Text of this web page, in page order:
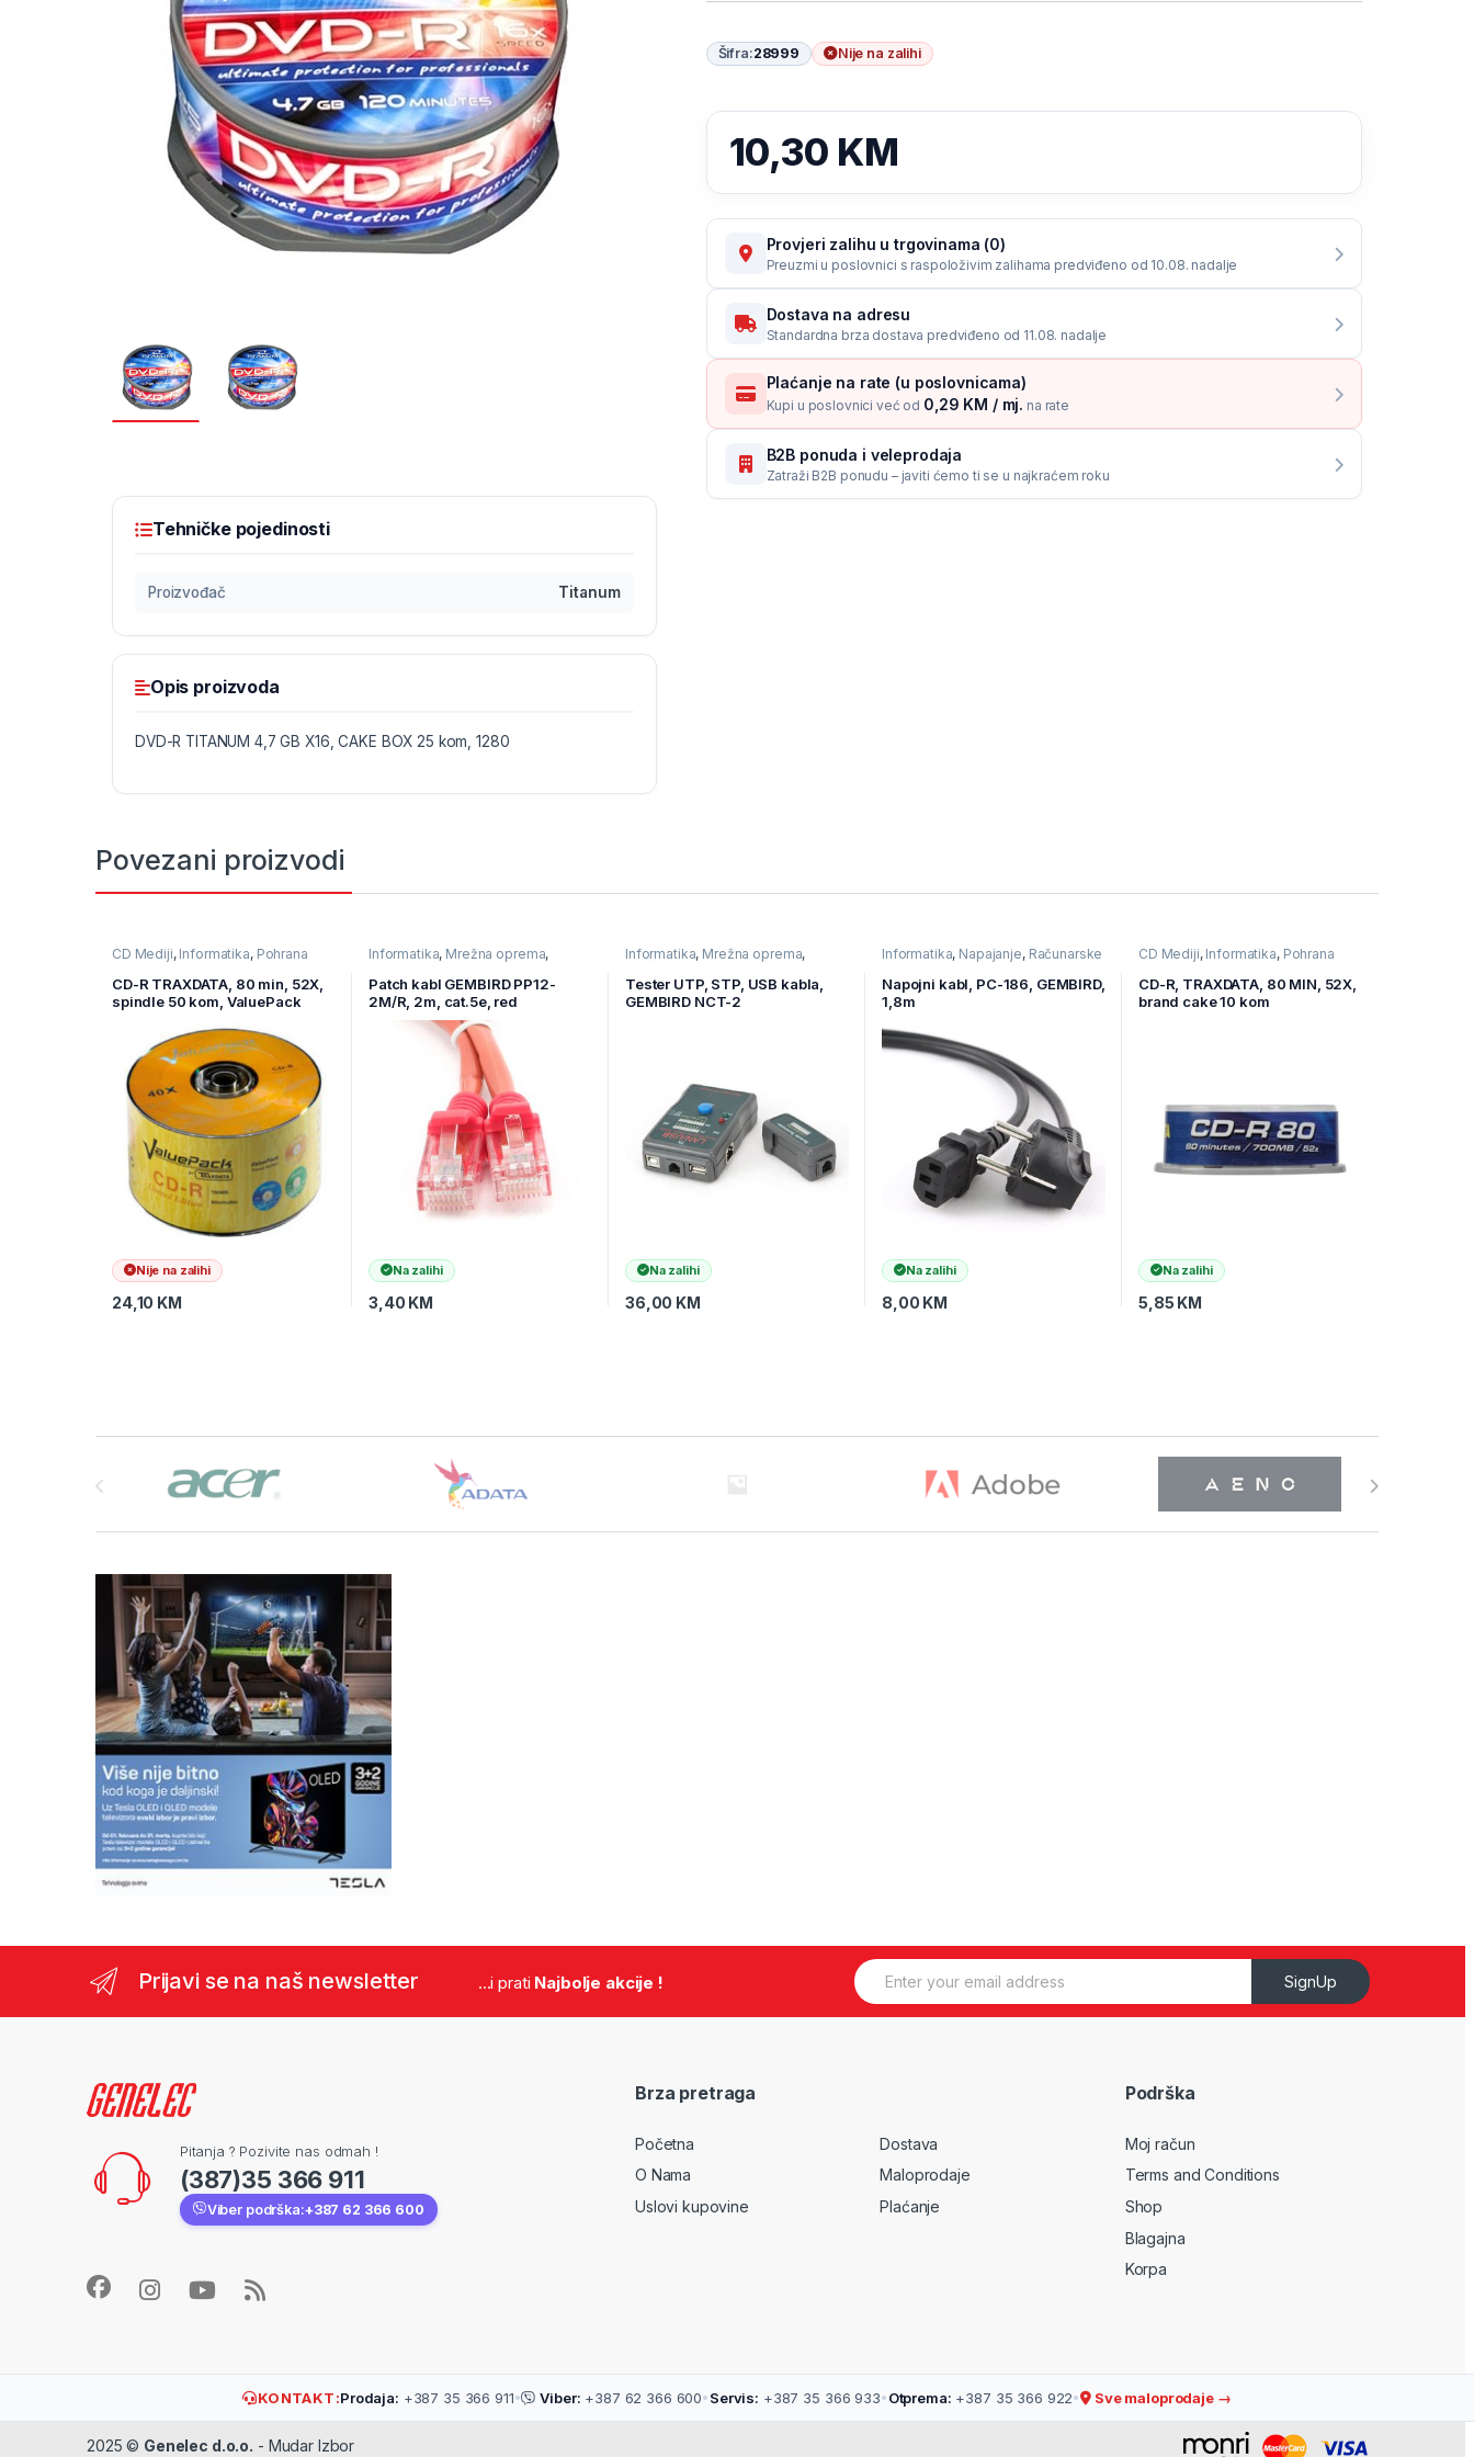
Šifra:28999 Nije na zalihi
10,30 KM
Provjeri zalihu u trgovinama (0)
Preuzmi u poslovnici s raspoloživim zalihama predviđeno od 10.08. nadalje
Dostava na adresu
Standardna brza dostava predviđeno od 11.08. nadalje
Plaćanje na rate (u poslovnicama)
Kupi u poslovnici već od 0,29 KM / mj. na rate
B2B ponuda i veleprodaja
Zatraži B2B ponudu – javiti ćemo ti se u najkraćem roku
Tehničke pojedinosti
Proizvođač Titanum
Opis proizvoda
DVD-R TITANUM 4,7 GB X16, CAKE BOX 25 kom, 1280
Povezani proizvodi
CD Mediji, Informatika, Pohrana
podataka
CD-R TRAXDATA, 80 min, 52X,
spindle 50 kom, ValuePack
Nije na zalihi
24,10 KM
Informatika, Mrežna oprema,
Ostala mrežna oprema
Patch kabl GEMBIRD PP12-
2M/R, 2m, cat.5e, red
Na zalihi
3,40 KM
Informatika, Mrežna oprema,
Tester UTP, STP, USB kabla,
GEMBIRD NCT-2
Na zalihi
36,00 KM
Informatika, Napajanje, Računarske
Napojni kabl, PC-186, GEMBIRD,
1,8m
Na zalihi
8,00 KM
CD Mediji, Informatika, Pohrana
podataka
CD-R, TRAXDATA, 80 MIN, 52X,
brand cake 10 kom
Na zalihi
5,85 KM
Prijavi se na naš newsletter ...i prati Najbolje akcije !
E
m
SignUp
Pitanja ? Pozivite nas odmah !
(387)35 366 911
Viber podrška:+387 62 366 600
Brza pretraga
Početna
O Nama
Uslovi kupovine
Dostava
Maloprodaje
Plaćanje
Podrška
Moj račun
Terms and Conditions
Shop
Blagajna
Korpa
KONTAKT:Prodaja: +387 35 366 911• Viber: +387 62 366 600• Servis: +387 35 366 933• Otprema: +387 35 366 922• Sve maloprodaje →
2025 © Genelec d.o.o. - Mudar Izbor